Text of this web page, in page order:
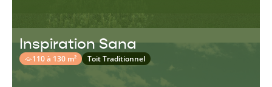
Inspiration Sana
110 à 130 m² Toit Traditionnel